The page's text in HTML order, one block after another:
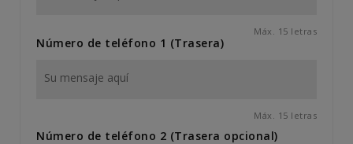
Máx. 15 letras
Número de teléfono 1 (Trasera)
Máx. 15 letras
Número de teléfono 2 (Trasera opcional)